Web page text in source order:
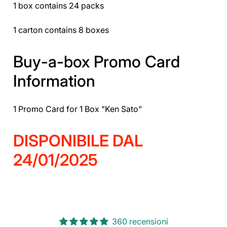
1 box contains 24 packs
1 carton contains 8 boxes
Buy-a-box Promo Card
Information
1 Promo Card for 1 Box "Ken Sato"
DISPONIBILE DAL
24/01/2025
360 recensioni